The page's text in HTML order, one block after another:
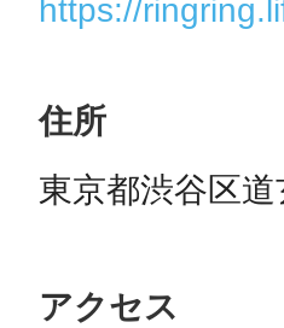
https://
住所
東京都渋谷区
アクセス